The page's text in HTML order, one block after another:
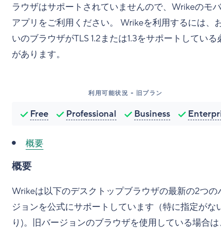
ラウザはサポートされていませんので、Wrikeのモ
アプリをご利用ください。 Wrikeを利用するには、
いのブラウザがTLS 1.2または1.3をサポートしている
があります。
利用可能状況 - 旧プラン
Free Professional Business
概要
概要
Wrikeは以下のデスクトップブラウザの最新の2つの
ジョンを公式にサポートしています（特に指定がな
り)。旧バージョンのブラウザを使用している場合